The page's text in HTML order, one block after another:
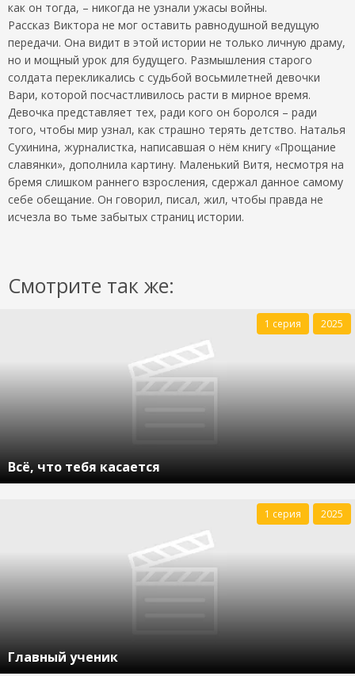
как он тогда, – никогда не узнали ужасы войны.
Рассказ Виктора не мог оставить равнодушной ведущую
передачи. Она видит в этой истории не только личную драму,
но и мощный урок для будущего. Размышления старого
солдата перекликались с судьбой восьмилетней девочки
Вари, которой посчастливилось расти в мирное время.
Девочка представляет тех, ради кого он боролся – ради
того, чтобы мир узнал, как страшно терять детство. Наталья
Сухинина, журналистка, написавшая о нём книгу «Прощание
славянки», дополнила картину. Маленький Витя, несмотря на
бремя слишком раннего взросления, сдержал данное самому
себе обещание. Он говорил, писал, жил, чтобы правда не
исчезла во тьме забытых страниц истории.
Смотрите так же:
Всё, что тебя касается
1 серия 2025
Главный ученик
1 серия 2025